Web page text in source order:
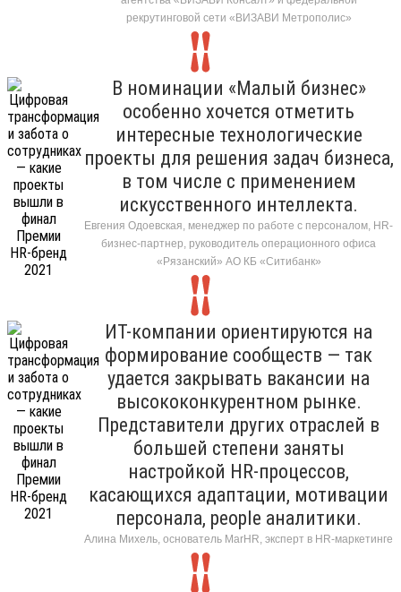
рекрутинговой сети «ВИЗАВИ Метрополис»
В номинации «Малый бизнес»
особенно хочется отметить
интересные технологические
проекты для решения задач бизнеса,
в том числе с применением
искусственного интеллекта.
Евгения Одоевская, менеджер по работе с персоналом, HR-
бизнес-партнер, руководитель операционного офиса
«Рязанский» АО КБ «Ситибанк»
ИТ-компании ориентируются на
формирование сообществ — так
удается закрывать вакансии на
высококонкурентном рынке.
Представители других отраслей в
большей степени заняты
настройкой HR-процессов,
касающихся адаптации, мотивации
персонала, people аналитики.
Алина Михель, основатель MarHR, эксперт в HR-маркетинге